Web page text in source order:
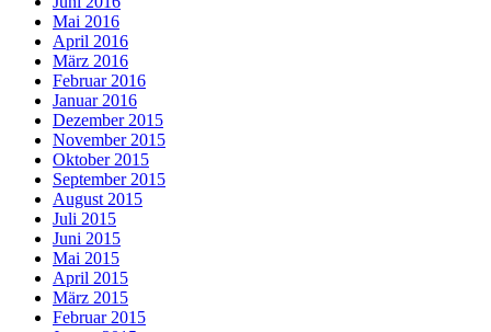
Mai 2016
April 2016
März 2016
Februar 2016
Januar 2016
Dezember 2015
November 2015
Oktober 2015
September 2015
August 2015
Juli 2015
Juni 2015
Mai 2015
April 2015
März 2015
Februar 2015